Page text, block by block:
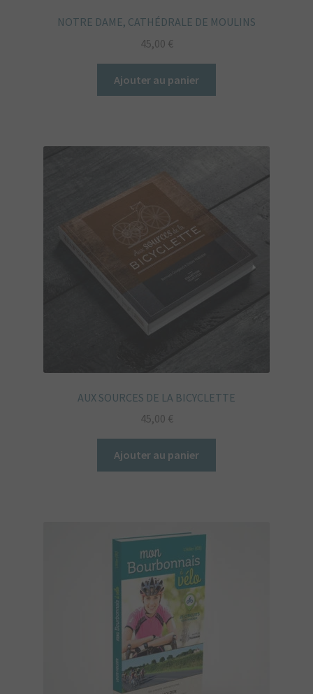
NOTRE DAME, CATHÉDRALE DE MOULINS
45,00 €
Ajouter au panier
AUX SOURCES DE LA BICYCLETTE
45,00 €
Ajouter au panier